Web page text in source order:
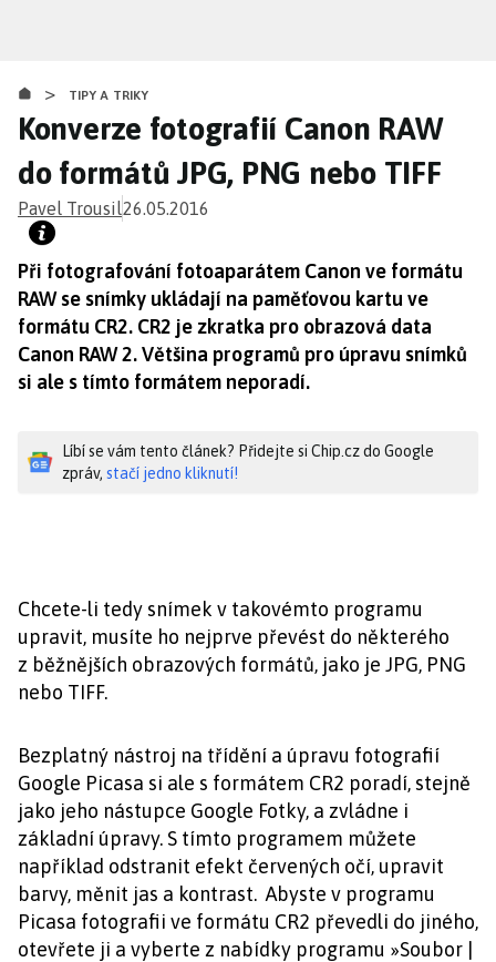
obsahu
> TIPY A TRIKY
Konverze fotografií Canon RAW
do formátů JPG, PNG nebo TIFF
Pavel Trousil26.05.2016
Při fotografování fotoaparátem Canon ve formátu
RAW se snímky ukládají na paměťovou kartu ve
formátu CR2. CR2 je zkratka pro obrazová data
Canon RAW 2. Většina programů pro úpravu snímků
si ale s tímto formátem neporadí.
Líbí se vám tento článek? Přidejte si Chip.cz do Google
zpráv, stačí jedno kliknutí!
Chcete-li tedy snímek v takovémto programu
upravit, musíte ho nejprve převést do některého
z běžnějších obrazových formátů, jako je JPG, PNG
nebo TIFF.
Bezplatný nástroj na třídění a úpravu fotografií
Google Picasa si ale s formátem CR2 poradí, stejně
jako jeho nástupce Google Fotky, a zvládne i
základní úpravy. S tímto programem můžete
například odstranit efekt červených očí, upravit
barvy, měnit jas a kontrast. Abyste v programu
Picasa fotografii ve formátu CR2 převedli do jiného,
otevřete ji a vyberte z nabídky programu »Soubor |